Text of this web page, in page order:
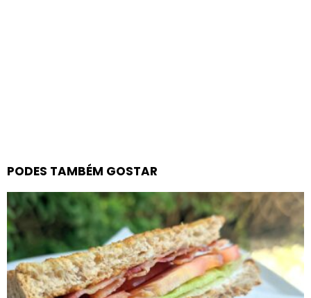
PODES TAMBÉM GOSTAR